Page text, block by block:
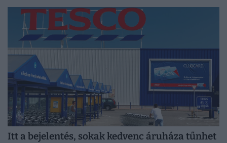
Itt a bejelentés, sokak kedvenc áruháza tűnhet